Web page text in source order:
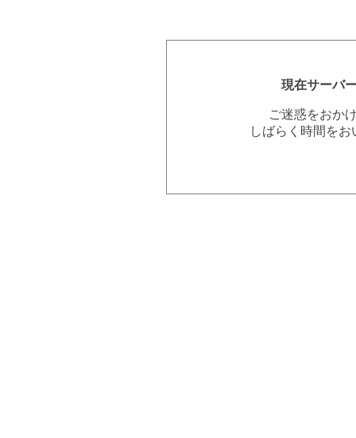
現在サーバ
ご迷惑をおか
しばらく時間を